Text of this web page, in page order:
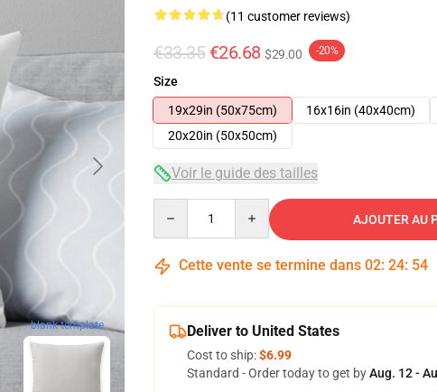
blank template
(11 customer reviews)
€33.35 €26.68 $29.00 -20%
Size
19x29in (50x75cm)
16x16in (40x40cm)
20x20in (50x50cm)
Voir le guide des tailles
AJOUTER AU
Cette vente se termine dans 02: 24: 53
Deliver to United States
Cost to ship:$6.99
Standard - Order today to get byAug. 12 -